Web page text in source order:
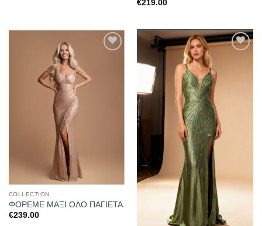
€219.00
αγαπημένα
COLLECTION
ΦΟΡΕΜΕ ΜΑΞΙ ΟΛΟ ΠΑΓΙΕΤΑ
€239.00
αγαπημένα